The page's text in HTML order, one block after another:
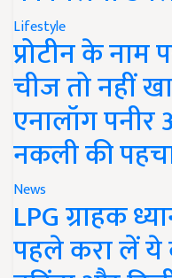
Lifestyle
प्रोटीन के
चीज तो नहीं
एनालॉग
नकली की
News
LPG ग्राहक
पहले करा लें ये